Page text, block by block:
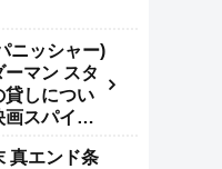
ニッシャー)
ーマン スタ
貸しについ
画スパイダ
真エンド条